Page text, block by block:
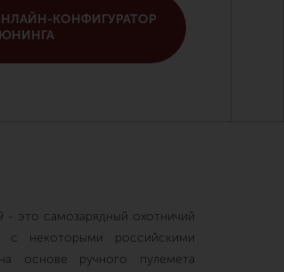
КОНФИГУРАТОР
- это самозарядный охотничий
с некоторыми российскими
основе ручного пулемета